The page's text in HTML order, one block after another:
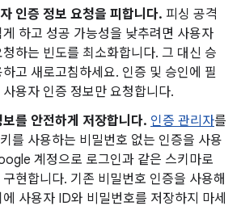
인증 정보 요청을 피합니다. 피싱 공격
하고 성공 가능성을 낮추려면 사용자
하는 빈도를 최소화합니다. 그 대신 승
고 새로고침하세요. 인증 및 승인에 필
용자 인증 정보만 요청합니다.
를 안전하게 저장합니다. 인증 관리자를
를 사용하는 비밀번호 없는 인증을 사용
계정으로 로그인과 같은 스키마로
현합니다. 기존 비밀번호 인증을 사용해
사용자 ID와 비밀번호를 저장하지 마세